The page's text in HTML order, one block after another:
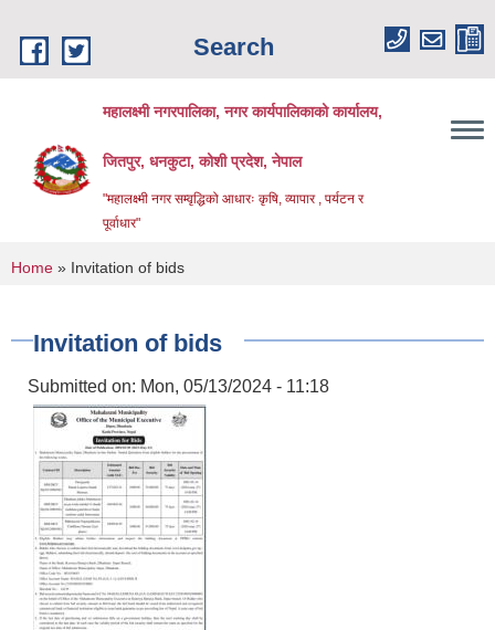
Search
महालक्ष्मी नगरपालिका, नगर कार्यपालिकाको कार्यालय,
जितपुर, धनकुटा, कोशी प्रदेश, नेपाल
"महालक्ष्मी नगर सम्वृद्धिको आधारः कृषि, व्यापार , पर्यटन र
पूर्वाधार"
You are here
Home » Invitation of bids
Invitation of bids
Submitted on: Mon, 05/13/2024 - 11:18